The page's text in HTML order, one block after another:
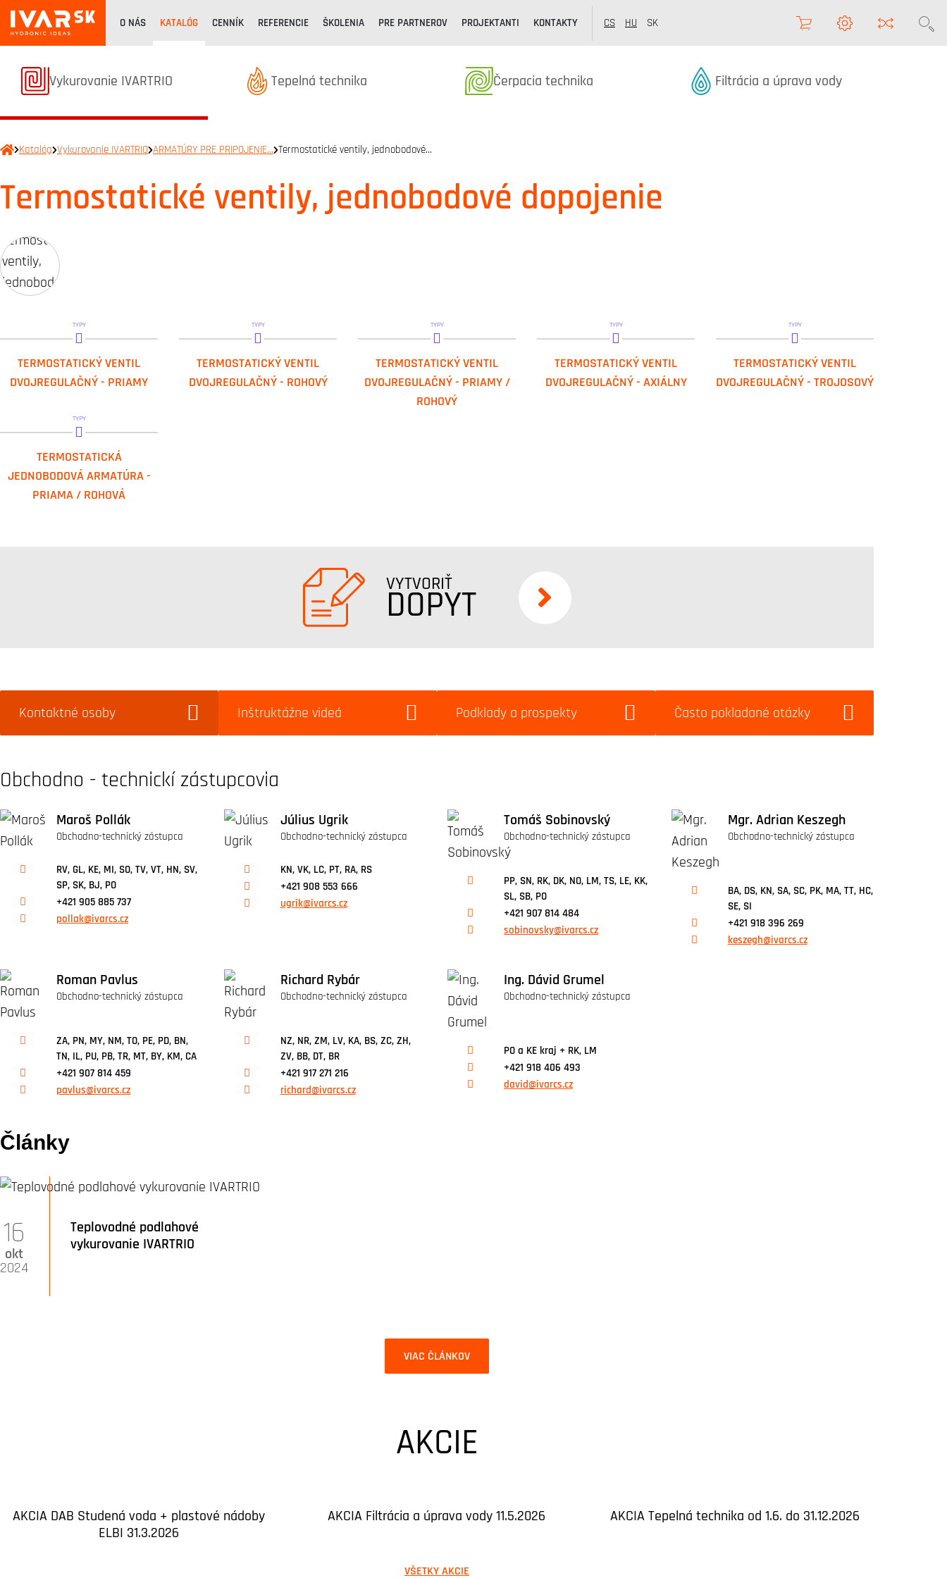
O NÁS KATALÓG CENNÍK REFERENCIE ŠKOLENIA PRE PARTNEROV PROJEKTANTI KONTAKTY CS HU SK
Termékek kategóriából
Vykurovanie IVARTRIO Termékek kategóriából
Tepelná technika Termékek kategóriából
Čerpacia technika Termékek kategóriából
Filtrácia a úprava vody
Katalóg Vykurovanie IVARTRIO ARMATÚRY PRE PRIPOJENIE… Termostatické ventily, jednobodové…
Termostatické ventily, jednobodové dopojenie
TYPY
TERMOSTATICKÝ VENTIL
DVOJREGULAČNÝ - PRIAMY
TYPY
TERMOSTATICKÝ VENTIL
DVOJREGULAČNÝ - ROHOVÝ
TYPY
IVAR.VS 2106 N
TERMOSTATICKÝ VENTIL
DVOJREGULAČNÝ - PRIAMY /
ROHOVÝ
TYPY
IVAR.VCR 2136 N
TERMOSTATICKÝ VENTIL
DVOJREGULAČNÝ - AXIÁLNY
TYPY
IVAR.VCD 2166 NDX
TERMOSTATICKÝ VENTIL
DVOJREGULAČNÝ - TROJOSOVÝ
TYPY
IVAR.MJ RO
TERMOSTATICKÁ
JEDNOBODOVÁ ARMATÚRA -
PRIAMA / ROHOVÁ
VYTVORIŤ
DOPYT
Kontaktné osoby Inštruktážne videá Podklady a prospekty Často pokladané otázky
Obchodno - technickí zástupcovia
Maroš Pollák
Obchodno-technický zástupca
RV, GL, KE, MI, SO, TV, VT, HN, SV,
SP, SK, BJ, PO
+421 905 885 737
pollak@ivarcs.cz
Július Ugrik
Obchodno-technický zástupca
KN, VK, LC, PT, RA, RS
+421 908 553 666
ugrik@ivarcs.cz
Tomáš Sobinovský
Obchodno-technický zástupca
PP, SN, RK, DK, NO, LM, TS, LE, KK,
SL, SB, PO
+421 907 814 484
sobinovsky@ivarcs.cz
Mgr. Adrian Keszegh
Obchodno-technický zástupca
BA, DS, KN, SA, SC, PK, MA, TT, HC,
SE, SI
+421 918 396 269
keszegh@ivarcs.cz
Roman Pavlus
Obchodno-technický zástupca
ZA, PN, MY, NM, TO, PE, PD, BN,
TN, IL, PU, PB, TR, MT, BY, KM, CA
+421 907 814 459
pavlus@ivarcs.cz
Richard Rybár
Obchodno-technický zástupca
NZ, NR, ZM, LV, KA, BS, ZC, ZH,
ZV, BB, DT, BR
+421 917 271 216
richard@ivarcs.cz
Ing. Dávid Grumel
Obchodno-technický zástupca
PO a KE kraj + RK, LM
+421 918 406 493
david@ivarcs.cz
Články
Teplovodné podlahové
vykurovanie IVARTRIO
16
okt
2024
VIAC ČLÁNKOV
AKCIE
AKCIA DAB Studená voda + plastové nádoby
ELBI 31.3.2026
AKCIA Filtrácia a úprava vody 11.5.2026 AKCIA Tepelná technika od 1.6. do 31.12.2026
VŠETKY AKCIE